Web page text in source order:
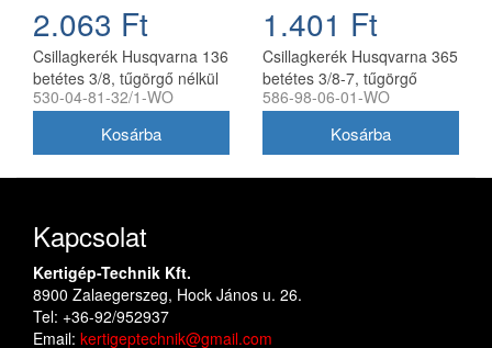
2.063 Ft
Csillagkerék Husqvarna 136
betétes 3/8, tűgörgő nélkül
utángyártott
530-04-81-32/1-WO
1.401 Ft
Csillagkerék Husqvarna 365
betétes 3/8-7, tűgörgő
nélkül utángyártott
586-98-06-01-WO
Kapcsolat
Kertigép-Technik Kft.
8900 Zalaegerszeg, Hock János u. 26.
Tel: +36-92/952937
Email: kertigeptechnik@gmail.com